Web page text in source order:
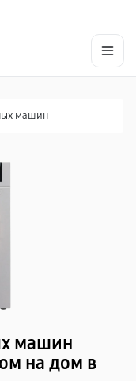
машин
машин
на дом в